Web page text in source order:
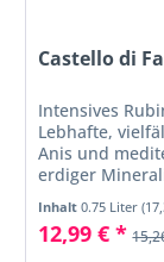
Castello di
Intensives
Lebhafte,
Anis und
erdiger
Inhalt0.75 Liter
12,99 € *